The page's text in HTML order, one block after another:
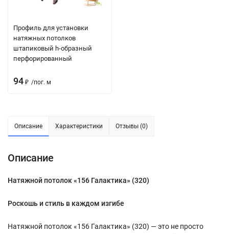
Профиль для установки
натяжных потолков
штапиковый h-образный
перфорированный
94 ₽ /пог. м
Описание Характеристики Отзывы (0)
Описание
Натяжной потолок «156 Галактика» (320)
Роскошь и стиль в каждом изгибе
Натяжной потолок «156 Галактика» (320) — это не просто